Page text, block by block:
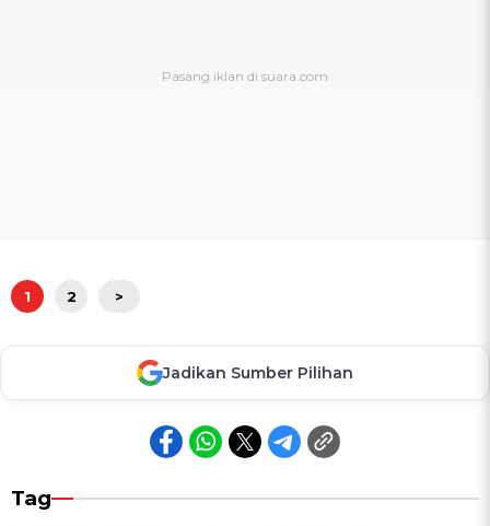
1 2 >
Jadikan Sumber Pilihan
Tag